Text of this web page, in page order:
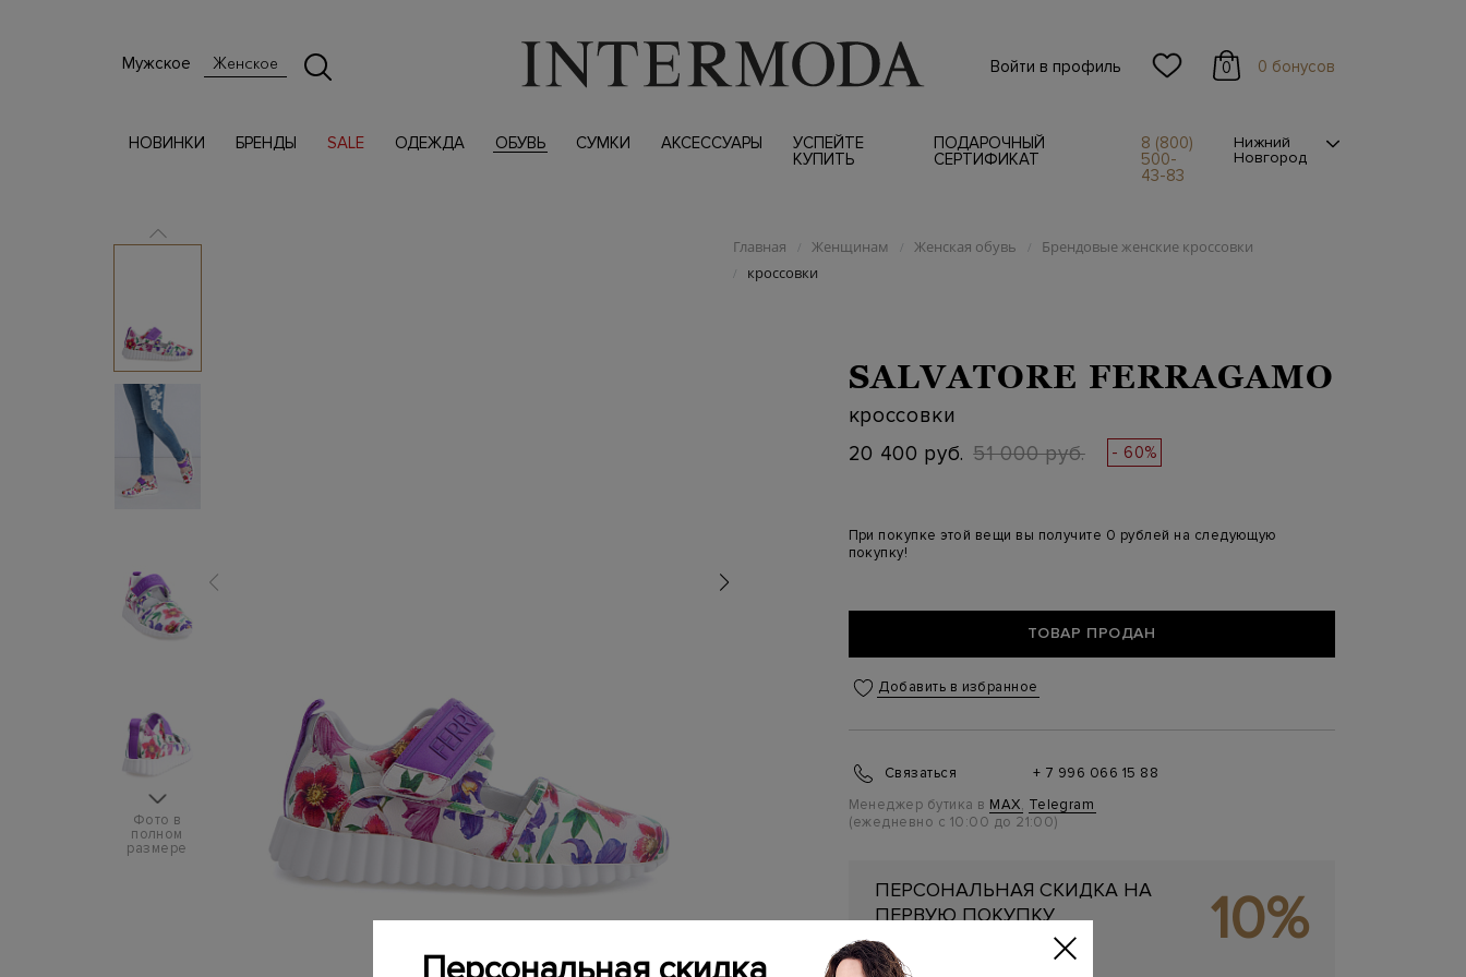
Мужское Женское Войти в профиль 0 0 бонусов
НОВИНКИ БРЕНДЫ SALE ОДЕЖДА ОБУВЬ СУМКИ АКСЕССУАРЫ
УСПЕЙТЕ
КУПИТЬ
ПОДАРОЧНЫЙ
СЕРТИФИКАТ
8 (800)
500-
43-83
Нижний
Новгород
Фото в
полном
размере
Главная / Женщинам / Женская обувь / Брендовые женские кроссовки
/ кроссовки
SALVATORE FERRAGAMO
кроссовки
20 400 руб. 51 000 руб. - 60%
При покупке этой вещи вы получите 0 рублей на следующую
покупку!
ТОВАР ПРОДАН
Добавить в избранное
Связаться
+ 7 996 066 15 88
Менеджер бутика в MAX, Telegram
(ежедневно с 10:00 до 21:00)
ПЕРСОНАЛЬНАЯ СКИДКА НА
ПЕРВУЮ ПОКУПКУ
Подробнее 10%